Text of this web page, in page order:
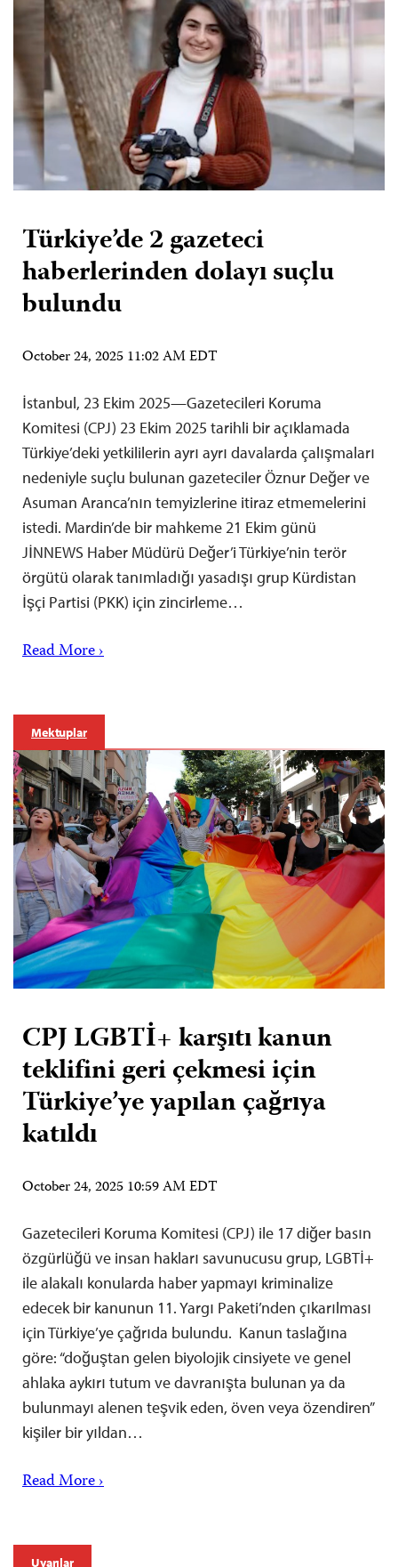
Türkiye’de 2 gazeteci
haberlerinden dolayı suçlu
bulundu
October 24, 2025 11:02 AM EDT
İstanbul, 23 Ekim 2025—Gazetecileri Koruma
Komitesi (CPJ) 23 Ekim 2025 tarihli bir açıklamada
Türkiye’deki yetkililerin ayrı ayrı davalarda çalışmaları
nedeniyle suçlu bulunan gazeteciler Öznur Değer ve
Asuman Aranca’nın temyizlerine itiraz etmemelerini
istedi. Mardin’de bir mahkeme 21 Ekim günü
JİNNEWS Haber Müdürü Değer’i Türkiye’nin terör
örgütü olarak tanımladığı yasadışı grup Kürdistan
İşçi Partisi (PKK) için zincirleme…
Read More ›
Mektuplar
CPJ LGBTİ+ karşıtı kanun
teklifini geri çekmesi için
Türkiye’ye yapılan çağrıya
katıldı
October 24, 2025 10:59 AM EDT
Gazetecileri Koruma Komitesi (CPJ) ile 17 diğer basın
özgürlüğü ve insan hakları savunucusu grup, LGBTİ+
ile alakalı konularda haber yapmayı kriminalize
edecek bir kanunun 11. Yargı Paketi’nden çıkarılması
için Türkiye’ye çağrıda bulundu. Kanun taslağına
göre: “doğuştan gelen biyolojik cinsiyete ve genel
ahlaka aykırı tutum ve davranışta bulunan ya da
bulunmayı alenen teşvik eden, öven veya özendiren”
kişiler bir yıldan…
Read More ›
Uyarılar